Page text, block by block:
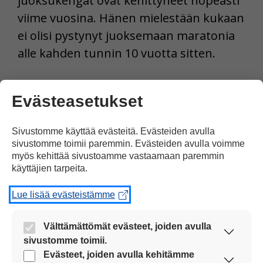
viime vuosina. Hänen mielestään kukaan
ei olisi pystynyt juoksemaan maratonia
alle kahden tunnin 10 vuotta sitten.
metriä pitkä.
Tulosta uutinen
Jaa Facebookissa
Evästeasetukset
Sivustomme käyttää evästeitä. Evästeiden avulla
sivustomme toimii paremmin. Evästeiden avulla voimme
myös kehittää sivustoamme vastaamaan paremmin
käyttäjien tarpeita.
Lue lisää evästeistämme
Välttämättömät evästeet, joiden avulla
sivustomme toimii.
Nämä evästeet ovat aina käytössä, jotta
Evästeet, joiden avulla kehitämme